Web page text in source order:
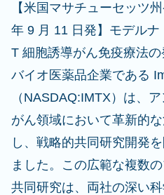
【米国マサチューセッツ
年 9 月 11 日発】モデルナ
T 細胞誘導がん免疫療法
バイオ医薬品企業である
（NASDAQ:IMTX）は、
がん領域において革新的
し、戦略的共同研究開発
ました。この広範な複数
共同研究は、両社の深い